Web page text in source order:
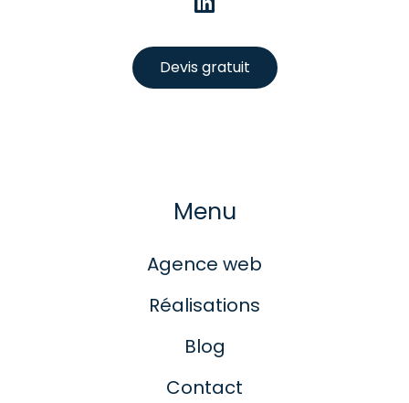
Devis gratuit
Menu
Agence web
Réalisations
Blog
Contact